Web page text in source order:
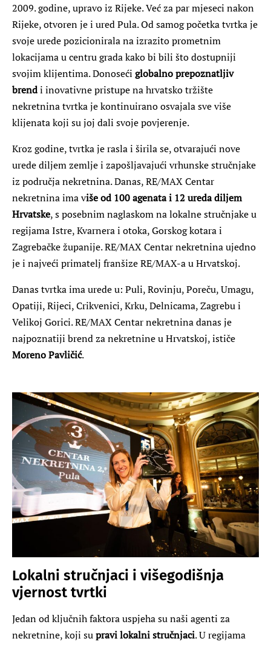
2009. godine, upravo iz Rijeke. Već za par mjeseci nakon
Rijeke, otvoren je i ured Pula. Od samog početka tvrtka je
svoje urede pozicionirala na izrazito prometnim
lokacijama u centru grada kako bi bili što dostupniji
svojim klijentima. Donoseći globalno prepoznatljiv
brendi inovativne pristupe na hrvatsko tržište
nekretnina tvrtka je kontinuirano osvajala sve više
klijenata koji su joj dali svoje povjerenje.
Kroz godine, tvrtka je rasla i širila se, otvarajući nove
urede diljem zemlje i zapošljavajući vrhunske stručnjake
iz područja nekretnina. Danas, RE/MAX Centar
nekretnina ima više od 100 agenata i 12 ureda diljem
Hrvatske, s posebnim naglaskom na lokalne stručnjake u
regijama Istre, Kvarnera i otoka, Gorskog kotara i
Zagrebačke županije. RE/MAX Centar nekretnina ujedno
je i najveći primatelj franšize RE/MAX-a u Hrvatskoj.
Danas tvrtka ima urede u: Puli, Rovinju, Poreču, Umagu,
Opatiji, Rijeci, Crikvenici, Krku, Delnicama, Zagrebu i
Velikoj Gorici. RE/MAX Centar nekretnina danas je
najpoznatiji brend za nekretnine u Hrvatskoj, ističe
Moreno Pavličić.
Lokalni stručnjaci i višegodišnja
vjernost tvrtki
Jedan od ključnih faktora uspjeha su naši agenti za
nekretnine, koji supravi lokalni stručnjaci. U regijama